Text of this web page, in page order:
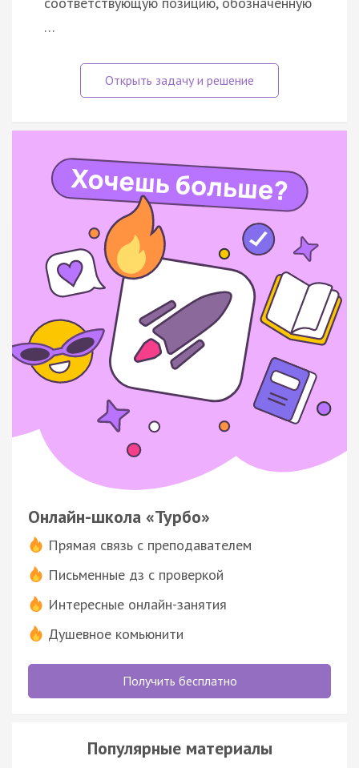
…
Онлайн-школа «Турбо»
Прямая связь с преподавателем
Письменные дз с проверкой
Интересные онлайн-занятия
Душевное комьюнити
Получить бесплатно
Популярные материалы